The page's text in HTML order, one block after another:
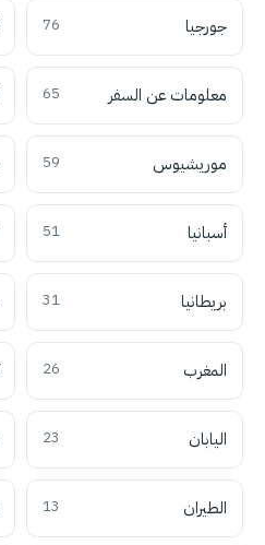
جورجيا 76
معلومات عن السفر 65
موريشيوس 59
أسبانيا 51
بريطانيا 31
المغرب 26
اليابان 23
الطيران 13